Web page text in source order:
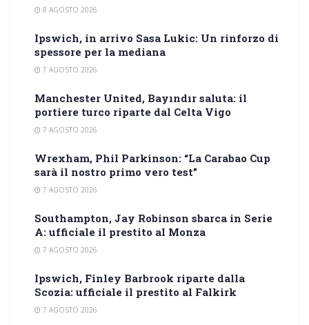
8 AGOSTO 2026
Ipswich, in arrivo Sasa Lukic: Un rinforzo di
spessore per la mediana
7 AGOSTO 2026
Manchester United, Bayındır saluta: il
portiere turco riparte dal Celta Vigo
7 AGOSTO 2026
Wrexham, Phil Parkinson: “La Carabao Cup
sarà il nostro primo vero test”
7 AGOSTO 2026
Southampton, Jay Robinson sbarca in Serie
A: ufficiale il prestito al Monza
7 AGOSTO 2026
Ipswich, Finley Barbrook riparte dalla
Scozia: ufficiale il prestito al Falkirk
7 AGOSTO 2026